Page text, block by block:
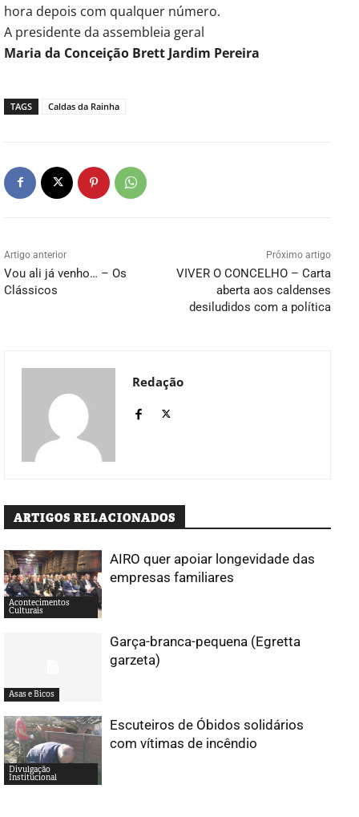
hora depois com qualquer número.
A presidente da assembleia geral
Maria da Conceição Brett Jardim Pereira
TAGS Caldas da Rainha
Artigo anterior
Vou ali já venho… – Os
Clássicos
Próximo artigo
VIVER O CONCELHO – Carta
aberta aos caldenses
desiludidos com a política
Redação
ARTIGOS RELACIONADOS
Acontecimentos
Culturais
AIRO quer apoiar longevidade das
empresas familiares
Asas e Bicos
Garça-branca-pequena (Egretta
garzeta)
Divulgação
Institucional
Escuteiros de Óbidos solidários
com vítimas de incêndio